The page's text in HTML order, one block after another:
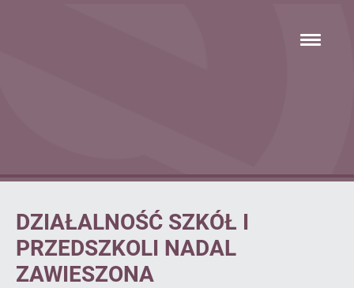
DZIAŁALNOŚĆ SZKÓŁ I
PRZEDSZKOLI NADAL
ZAWIESZONA